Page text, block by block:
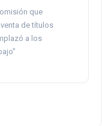
que
de títulos
a los